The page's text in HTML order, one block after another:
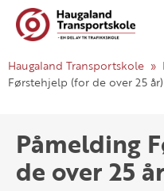
Haugaland Transportskole
Førstehjelp (for de over 25 år)
Påmelding
de over 25